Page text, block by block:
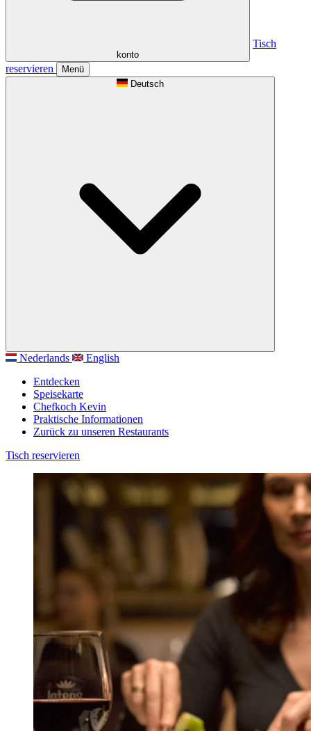
konto
Tisch
reservieren
Menü
Deutsch
Nederlands
English
Entdecken
Speisekarte
Chefkoch Kevin
Praktische Informationen
Zurück zu unseren Restaurants
Tisch reservieren